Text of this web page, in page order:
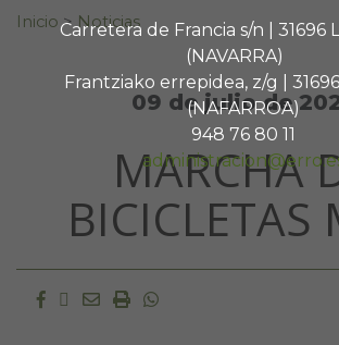
Carretera de Francia s/n | 31696
(NAVARRA)
Frantziako errepidea, z/g |
(NAFARROA)
948 76 80 11
Buscar:
Inicio > Noticias
09 de julio de
MARCHA
BICICLETAS
Facebook
Twitter
EmailImprimir
Whatsapp